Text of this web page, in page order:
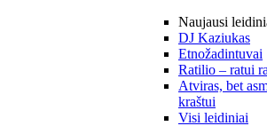
Naujausi
DJ Kaziukas
Etnožadintuvai
Ratilio – ratui
Atviras, bet
kraštui
Visi leidiniai